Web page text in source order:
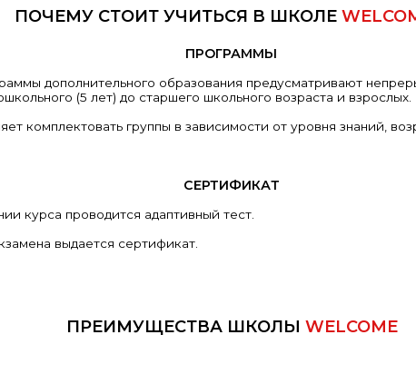
ПОЧЕМУ СТОИТ УЧИТЬСЯ В ШКОЛЕ
ПРОГРАММЫ
дополнительного образования предусматривают
(5 лет) до старшего школьного возраста и взрослых.
комплектовать группы в зависимости от уровня знаний,
СЕРТИФИКАТ
курса проводится адаптивный тест.
выдается сертификат.
ПРЕИМУЩЕСТВА ШКОЛЫ WELCOME